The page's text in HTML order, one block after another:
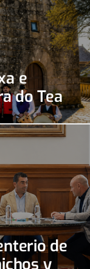
e
do Tea
de
y